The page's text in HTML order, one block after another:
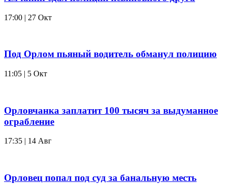
17:00 | 27 Окт
Под Орлом пьяный водитель обманул полицию
11:05 | 5 Окт
Орловчанка заплатит 100 тысяч за выдуманное
ограбление
17:35 | 14 Авг
Орловец попал под суд за банальную месть